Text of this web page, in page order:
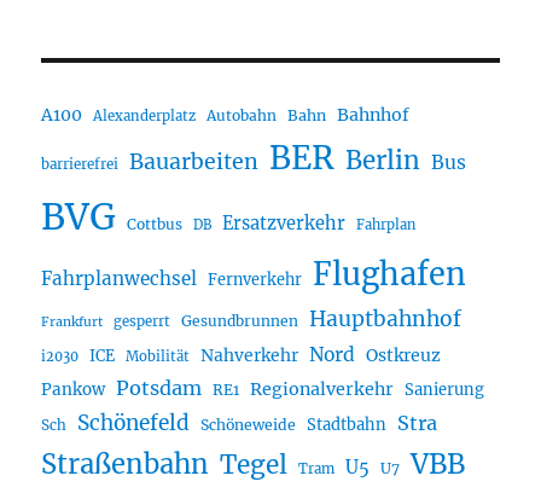
A100 Alexanderplatz Autobahn Bahn Bahnhof
barrierefrei Bauarbeiten BER Berlin Bus
BVG Cottbus DB Ersatzverkehr Fahrplan
Fahrplanwechsel Fernverkehr Flughafen
Frankfurt gesperrt Gesundbrunnen Hauptbahnhof
i2030 ICE Mobilität Nahverkehr Nord Ostkreuz
Pankow Potsdam RE1 Regionalverkehr Sanierung
Sch Schönefeld Schöneweide Stadtbahn Stra
Straßenbahn Tegel Tram U5 U7 VBB